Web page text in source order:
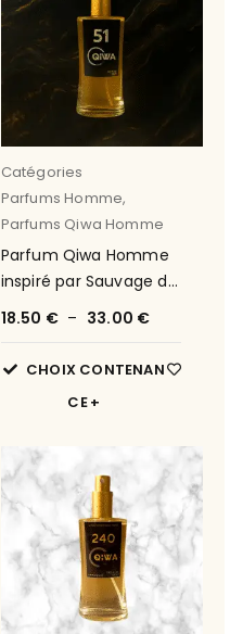
Catégories
Parfums Homme,
Parfums Qiwa Homme
Parfum Qiwa Homme
inspiré par Sauvage de
Dior 51
18.50 € – 33.00 €
CHOIX CONTENAN
CE